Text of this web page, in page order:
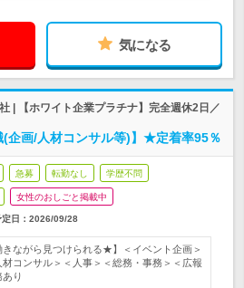
気になる
| 【ホワイト企業プラチナ】完全週休2日／
企画/人材コンサル等)】★定着率95％
急募 転勤なし 学歴不問
女性のおしごと掲載中
日： 2026/09/28
きながら見つけられる★】＜イベント企画＞
材コンサル＞＜人事＞＜総務・事務＞＜広報
り